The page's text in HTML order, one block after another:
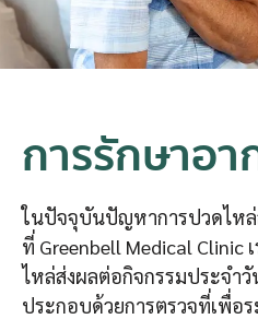
การรักษาอา
ในปัจจุบันปัญหาการปวดไห
ที่ Greenbell Medical Clinic
ไหล่ส่งผลต่อกิจกรรมประจำวั
ประกอบด้วยการตรวจที่เพื่อ